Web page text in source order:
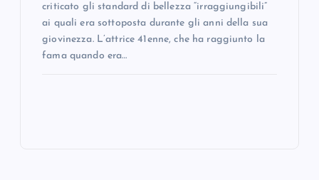
criticato gli standard di bellezza “irraggiungibili”
ai quali era sottoposta durante gli anni della sua
giovinezza. L’attrice 41enne, che ha raggiunto la
fama quando era…